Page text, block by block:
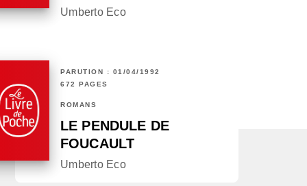
Umberto Eco
PARUTION : 01/04/1992
672 PAGES
ROMANS
LE PENDULE DE
FOUCAULT
Umberto Eco